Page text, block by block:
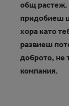
общ растеж.
придобиеш
хора като
развиеш
доброто, не
компания.